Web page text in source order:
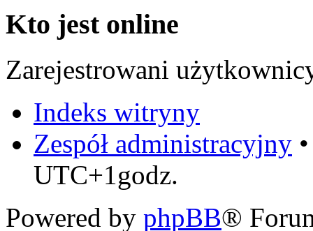
Kto jest online
Zarejestrowani
Indeks witryny
Zespół administracyjny
UTC+1godz.
Powered by phpBB®